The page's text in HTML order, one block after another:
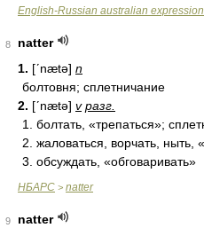
English-Russian australian expression
8
natter
1. [ʹnætə] n
болтовня; сплетничание
2. [ʹnætə] v разг.
1. болтать, «трепаться»;
2. жаловаться, ворчать, ныть,
3. обсуждать, «обговаривать»
НБАРС > natter
9
natter